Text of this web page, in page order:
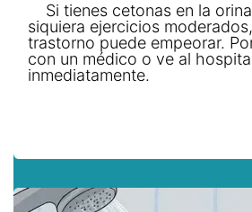
Si tienes cetonas en la
siquiera ejercicios
trastorno puede empeorar.
con un médico o ve al
inmediatamente.